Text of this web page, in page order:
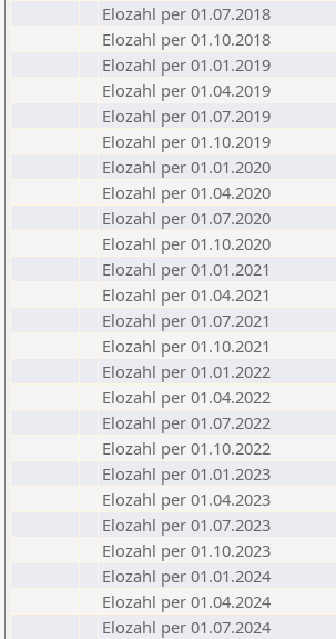
Elozahl per 01.07.2018
Elozahl per 01.10.2018
Elozahl per 01.01.2019
Elozahl per 01.04.2019
Elozahl per 01.07.2019
Elozahl per 01.10.2019
Elozahl per 01.01.2020
Elozahl per 01.04.2020
Elozahl per 01.07.2020
Elozahl per 01.10.2020
Elozahl per 01.01.2021
Elozahl per 01.04.2021
Elozahl per 01.07.2021
Elozahl per 01.10.2021
Elozahl per 01.01.2022
Elozahl per 01.04.2022
Elozahl per 01.07.2022
Elozahl per 01.10.2022
Elozahl per 01.01.2023
Elozahl per 01.04.2023
Elozahl per 01.07.2023
Elozahl per 01.10.2023
Elozahl per 01.01.2024
Elozahl per 01.04.2024
Elozahl per 01.07.2024